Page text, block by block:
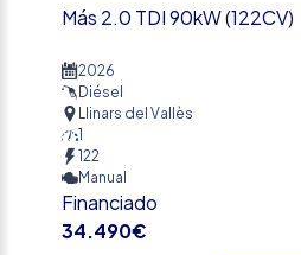
Más 2.0 TDI 90kW (122CV)
2026
Diésel
Llinars del Vallès
1
122
Manual
Financiado
34.490€